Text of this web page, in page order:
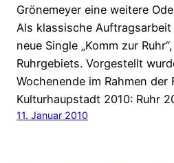
Grönemeyer eine weitere
Als klassische
neue Single „Komm zur
Ruhrgebiets. Vorgestellt
Wochenende im Rahmen der
Kulturhaupstadt 2010: Ruhr
11. Januar 2010